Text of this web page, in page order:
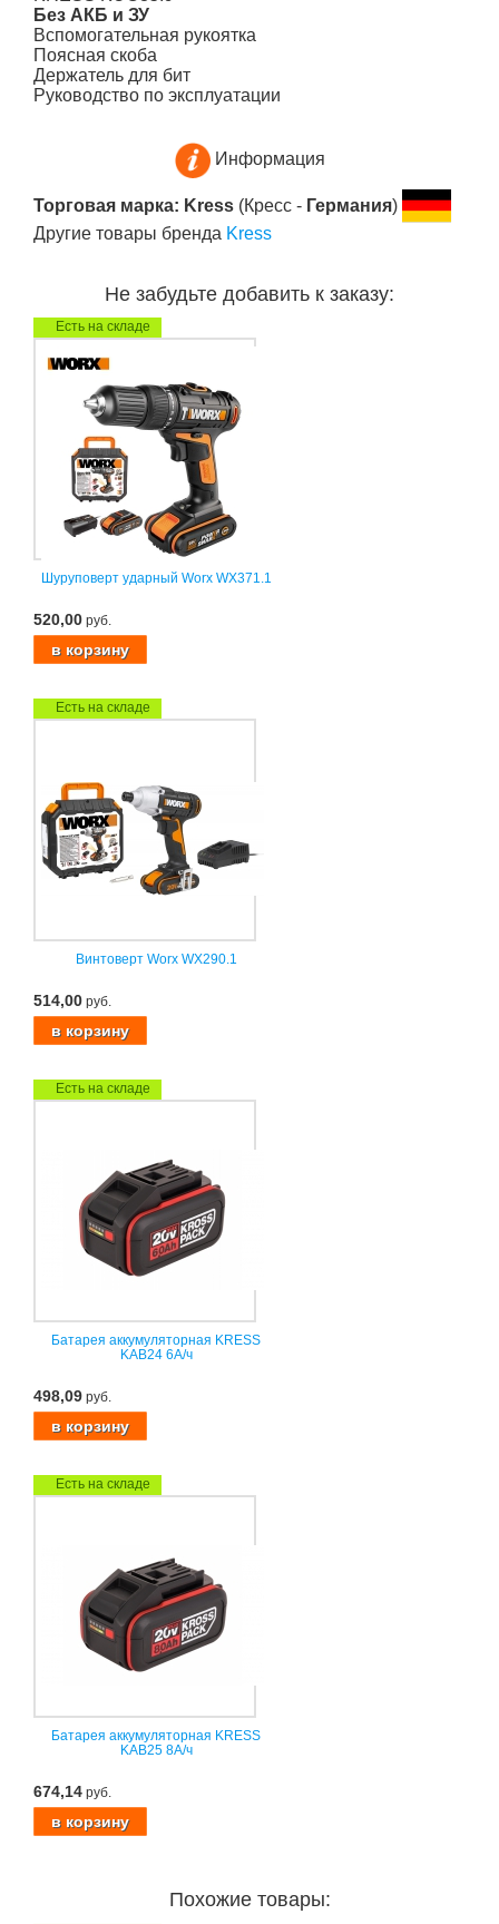
Без АКБ и ЗУ
Вспомогательная рукоятка
Поясная скоба
Держатель для бит
Руководство по эксплуатации
Информация
Торговая марка: Kress (Кресс - Германия)
Другие товары бренда Kress
Не забудьте добавить к заказу:
Есть на складе
Шуруповерт ударный Worx WX371.1
520,00 руб.
Есть на складе
Винтоверт Worx WX290.1
514,00 руб.
Есть на складе
Батарея аккумуляторная KRESS
KAB24 6А/ч
498,09 руб.
Есть на складе
Батарея аккумуляторная KRESS
KAB25 8А/ч
674,14 руб.
Похожие товары: